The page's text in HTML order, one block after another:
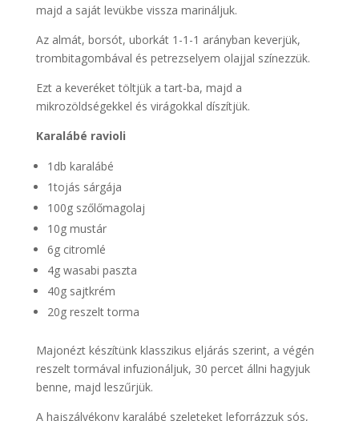
majd a saját levükbe vissza marináljuk.
Az almát, borsót, uborkát 1-1-1 arányban keverjük,
trombitagombával és petrezselyem olajjal színezzük.
Ezt a keveréket töltjük a tart-ba, majd a
mikrozöldségekkel és virágokkal díszítjük.
Karalábé ravioli
1db karalábé
1tojás sárgája
100g szőlőmagolaj
10g mustár
6g citromlé
4g wasabi paszta
40g sajtkrém
20g reszelt torma
Majonézt készítünk klasszikus eljárás szerint, a végén
reszelt tormával infuzionáljuk, 30 percet állni hagyjuk
benne, majd leszűrjük.
A hajszálvékony karalábé szeleteket leforrázzuk sós,